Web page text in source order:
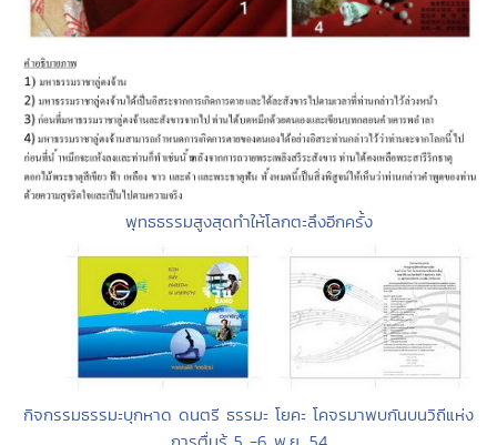
พุทธธรรมสูงสุดทำให้โลกตะลึงอีกครั้ง
กิจกรรมธรรมะบุกหาด ดนตรี ธรรมะ โยคะ โคจรมาพบกันบนวิถีแห่ง